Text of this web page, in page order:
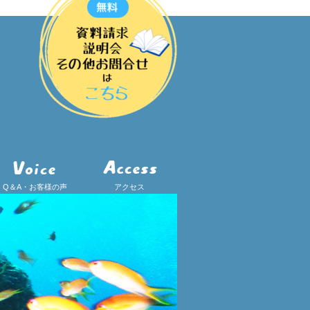
Q＆A・お客様の声 アクセス